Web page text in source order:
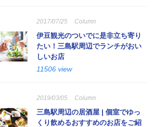
2017/07/25 Column
伊豆観光のついでに是非立ち寄り
たい！三島駅周辺でランチがおい
しいお店
11506 view
2019/03/05 Column
三島駅周辺の居酒屋 | 個室でゆっ
くり飲めるおすすめのお店をご紹